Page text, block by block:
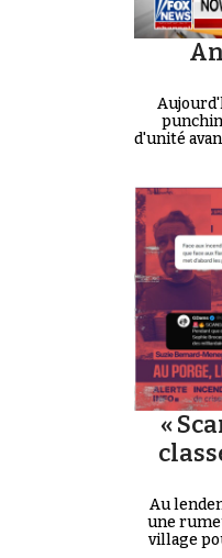
d'unité
«
Au
une
village